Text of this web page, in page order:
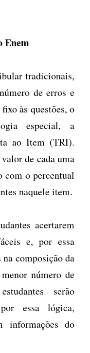
Enem
tradicionais,
de erros e
às questões, o
especial, a
ao Item (TRI).
de cada uma
com o percentual
naquele item.
acertarem
e, por essa
composição da
número de
serão
essa lógica,
informações do